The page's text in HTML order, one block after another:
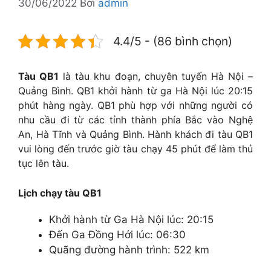
30/06/2022 Bởi admin
4.4/5 - (86 bình chọn)
Tàu QB1 là tàu khu đoạn, chuyên tuyến Hà Nội –
Quảng Bình. QB1 khởi hành từ ga Hà Nội lúc 20:15
phút hàng ngày. QB1 phù hợp với những người có
nhu cầu đi từ các tỉnh thành phía Bắc vào Nghệ
An, Hà Tĩnh và Quảng Bình. Hành khách đi tàu QB1
vui lòng đến trước giờ tàu chạy 45 phút để làm thủ
tục lên tàu.
Lịch chạy tàu QB1
Khởi hành từ Ga Hà Nội lúc: 20:15
Đến Ga Đồng Hới lúc: 06:30
Quãng đường hành trình: 522 km